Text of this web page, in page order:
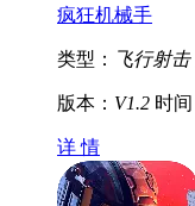
疯狂机械手
类型： 飞行射击
版本： V1.2 时间
详 情